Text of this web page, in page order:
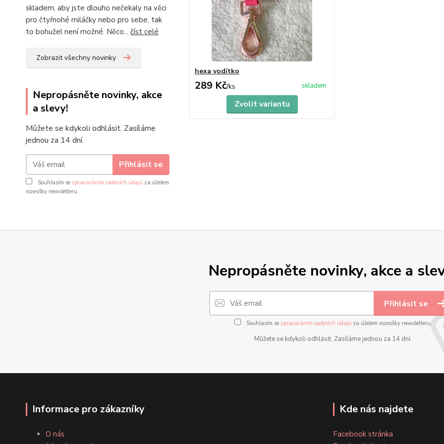
skladem, aby jste dlouho nečekaly na věci
pro čtyřnohé miláčky nebo pro sebe, tak
to bohužel není možné. Něco... číst celé
Zobrazit všechny novinky
Nepropásněte novinky, akce
a slevy!
Můžete se kdykoli odhlásit. Zasíláme
jednou za 14 dní.
Přihlásit se
Souhlasím se zpracováním osobních údajů za účelem
rozesílky newsletteru.
hexa vodítko
289 Kč/ks skladem
Zvolit variantu
Nepropásněte novinky, akce a
Přihlásit se
Souhlasím se zpracováním osobních údajůza účelem rozesílky newsletteru.
Můžete se kdykoli odhlásit. Zasíláme jednou za 14 dní.
Informace pro zákazníky
O nás
Kde nás najdete
Facebook stránka